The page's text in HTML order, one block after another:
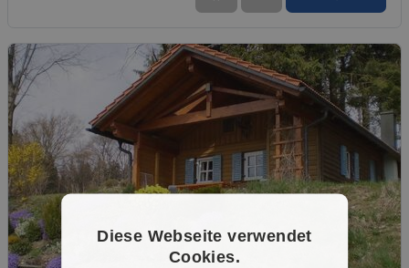
Diese Webseite verwendet
Cookies.